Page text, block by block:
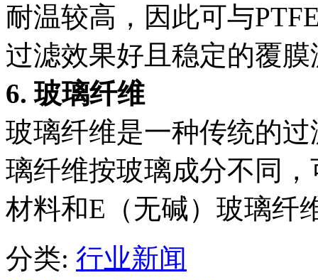
耐温较高，因此可与
过滤效果好且稳定的覆膜
6. 玻璃纤维
玻璃纤维是一种传统的
璃纤维按玻璃成分不同
材料和E（无碱）玻璃纤
分类: 行业新闻